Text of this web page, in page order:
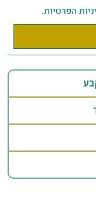
הפרטיות.